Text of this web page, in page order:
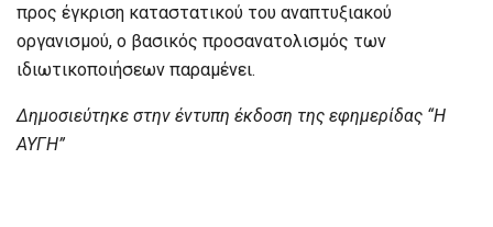
προς έγκριση καταστατικού του αναπτυξιακού
οργανισμού, ο βασικός προσανατολισμός των
ιδιωτικοποιήσεων παραμένει.
Δημοσιεύτηκε στην έντυπη έκδοση της εφημερίδας “Η
ΑΥΓΗ”